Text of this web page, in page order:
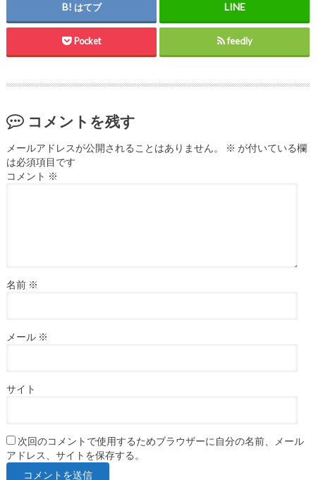
はてブ
Pocket feedly
コメントを残す
メールアドレスが公開されることはありません。 ※ が付いている欄
は必須項目です
コメント ※
名前 ※
メール ※
サイト
次回のコメントで使用するためブラウザーに自分の名前、メール
アドレス、サイトを保存する。